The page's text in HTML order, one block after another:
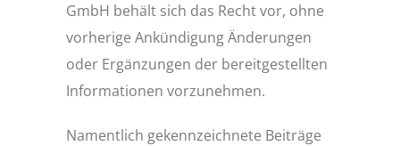
GmbH behält sich das Recht vor, ohne
vorherige Ankündigung Änderungen
oder Ergänzungen der bereitgestellten
Informationen vorzunehmen.
Namentlich gekennzeichnete Beiträge